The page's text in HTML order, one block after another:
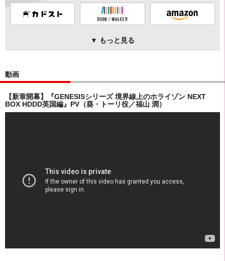
▼ もっと見る
動画
【新章開幕】『GENESISシリーズ 境界線上のホライゾン NEXT
BOX HDDD英国編』PV（葵・トーリ役／福山 潤）